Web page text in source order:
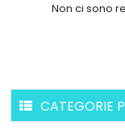
Non ci sono
CATEGORIE